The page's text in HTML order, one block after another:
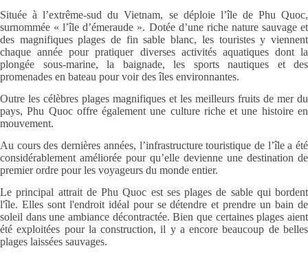
Située à l’extrême-sud du Vietnam, se déploie l’île de Phu Quoc,
surnommée « l’île d’émeraude ». Dotée d’une riche nature sauvage et
des magnifiques plages de fin sable blanc, les touristes y viennent
chaque année pour pratiquer diverses activités aquatiques dont la
plongée sous-marine, la baignade, les sports nautiques et des
promenades en bateau pour voir des îles environnantes.
Outre les célèbres plages magnifiques et les meilleurs fruits de mer du
pays, Phu Quoc offre également une culture riche et une histoire en
mouvement.
Au cours des dernières années, l’infrastructure touristique de l’île a été
considérablement améliorée pour qu’elle devienne une destination de
premier ordre pour les voyageurs du monde entier.
Le principal attrait de Phu Quoc est ses plages de sable qui bordent
l'île. Elles sont l'endroit idéal pour se détendre et prendre un bain de
soleil dans une ambiance décontractée. Bien que certaines plages aient
été exploitées pour la construction, il y a encore beaucoup de belles
plages laissées sauvages.